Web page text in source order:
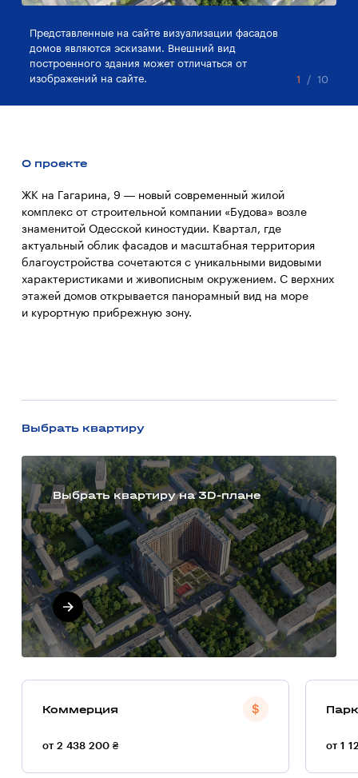
Представленные на сайте визуализации фасадов
домов являются эскизами. Внешний вид
построенного здания может отличаться от
изображений на сайте.
1 / 10
О проекте
ЖК на Гагарина, 9 — новый современный жилой
комплекс от строительной компании «Будова» возле
знаменитой Одесской киностудии. Квартал, где
актуальный облик фасадов и масштабная территория
благоустройства сочетаются с уникальными видовыми
характеристиками и живописным окружением. С верхних
этажей домов открывается панорамный вид на море
и курортную прибрежную зону.
Выбрать квартиру
Выбрать квартиру на 3D-плане
Коммерция
от 2 438 200 ₴ от 1